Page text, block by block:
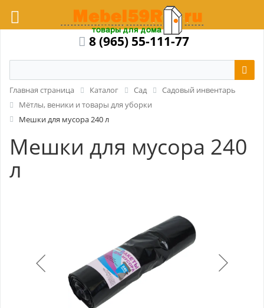
8 (965) 55-111-77
Главная страница Каталог Сад
Садовый инвентарь
Мётлы, веники и товары для уборки
Мешки для мусора 240 л
Мешки для мусора 240
л